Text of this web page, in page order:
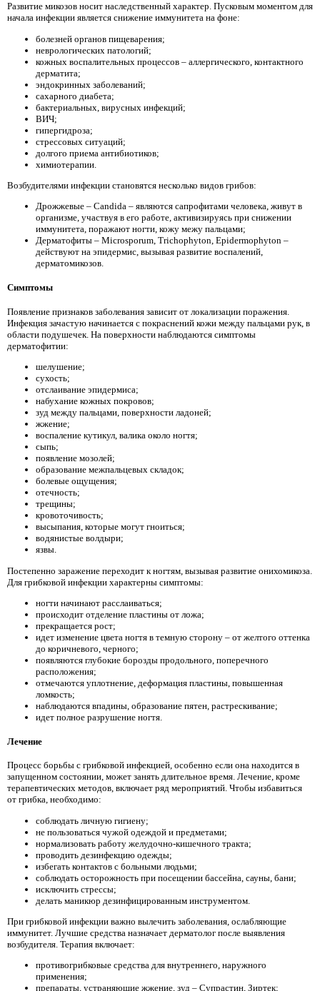
Развитие микозов носит наследственный характер. Пусковым моментом для
начала инфекции является снижение иммунитета на фоне:
болезней органов пищеварения;
неврологических патологий;
кожных воспалительных процессов – аллергического, контактного
дерматита;
эндокринных заболеваний;
сахарного диабета;
бактериальных, вирусных инфекций;
ВИЧ;
гипергидроза;
стрессовых ситуаций;
долгого приема антибиотиков;
химиотерапии.
Возбудителями инфекции становятся несколько видов грибов:
Дрожжевые – Candida – являются сапрофитами человека, живут в
организме, участвуя в его работе, активизируясь при снижении
иммунитета, поражают ногти, кожу межу пальцами;
Дерматофиты – Microsporum, Trichophyton, Epidermophyton –
действуют на эпидермис, вызывая развитие воспалений,
дерматомикозов.
Симптомы
Появление признаков заболевания зависит от локализации поражения.
Инфекция зачастую начинается с покраснений кожи между пальцами рук, в
области подушечек. На поверхности наблюдаются симптомы
дерматофитии:
шелушение;
сухость;
отслаивание эпидермиса;
набухание кожных покровов;
зуд между пальцами, поверхности ладоней;
жжение;
воспаление кутикул, валика около ногтя;
сыпь;
появление мозолей;
образование межпальцевых складок;
болевые ощущения;
отечность;
трещины;
кровоточивость;
высыпания, которые могут гноиться;
водянистые волдыри;
язвы.
Постепенно заражение переходит к ногтям, вызывая развитие онихомикоза.
Для грибковой инфекции характерны симптомы:
ногти начинают расслаиваться;
происходит отделение пластины от ложа;
прекращается рост;
идет изменение цвета ногтя в темную сторону – от желтого оттенка
до коричневого, черного;
появляются глубокие борозды продольного, поперечного
расположения;
отмечаются уплотнение, деформация пластины, повышенная
ломкость;
наблюдаются впадины, образование пятен, растрескивание;
идет полное разрушение ногтя.
Лечение
Процесс борьбы с грибковой инфекцией, особенно если она находится в
запущенном состоянии, может занять длительное время. Лечение, кроме
терапевтических методов, включает ряд мероприятий. Чтобы избавиться
от грибка, необходимо:
соблюдать личную гигиену;
не пользоваться чужой одеждой и предметами;
нормализовать работу желудочно-кишечного тракта;
проводить дезинфекцию одежды;
избегать контактов с больными людьми;
соблюдать осторожность при посещении бассейна, сауны, бани;
исключить стрессы;
делать маникюр дезинфицированным инструментом.
При грибковой инфекции важно вылечить заболевания, ослабляющие
иммунитет. Лучшие средства назначает дерматолог после выявления
возбудителя. Терапия включает:
противогрибковые средства для внутреннего, наружного
применения;
препараты, устраняющие жжение, зуд – Супрастин, Зиртек;